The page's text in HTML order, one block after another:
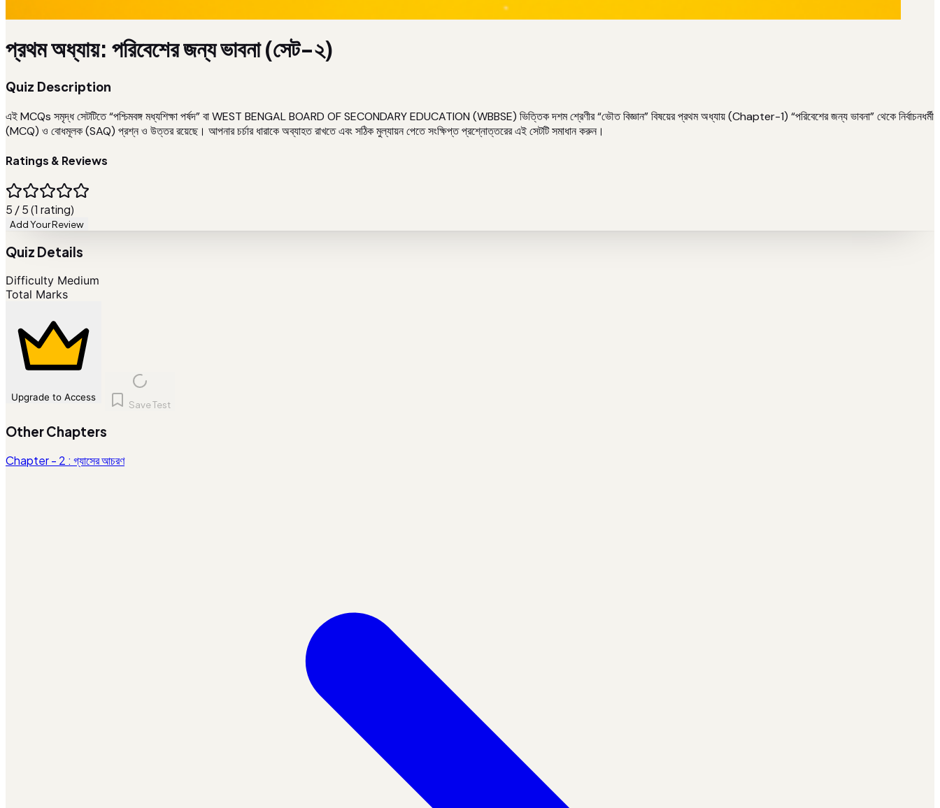
প্রথম অধ্যায়: পরিবেশের জন্য ভাবনা (সেট-২)
Quiz Description
এই MCQs সমৃদ্ধ সেটটিতে “পশ্চিমবঙ্গ মধ্যশিক্ষা পর্ষদ” বা WEST BENGAL BOARD OF SECONDARY EDUCATION (WBBSE) ভিত্তিক দশম শ্রেণীর “ভৌত বিজ্ঞান” বিষয়ের প্রথম অধ্যায় (Chapter-1) “পরিবেশের জন্য ভাবনা” থেকে নির্বাচনধর্মী
(MCQ) ও বোধমূলক (SAQ) প্রশ্ন ও উত্তর রয়েছে। আপনার চর্চার ধারাকে অব্যাহত রাখতে এবং সঠিক মুল্যায়ন পেতে সংক্ষিপ্ত প্রশ্নোত্তরের এই সেটটি সমাধান করুন।
Ratings & Reviews
5 / 5 (1 rating)
Add Your Review
Quiz Details
Difficulty Medium
Total Marks
Upgrade to Access
Save Test
Other Chapters
Chapter - 2 : গ্যাসের আচরণ